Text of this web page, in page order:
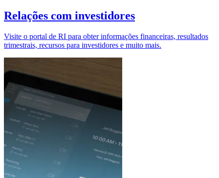
Relações com investidores
Visite o portal de RI para obter informações financeiras, resultados
trimestrais, recursos para investidores e muito mais.